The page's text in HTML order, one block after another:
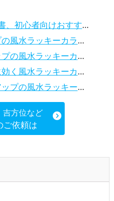
初心者向けおすすめ本
キーカラー5選、効果解説
キーカラー5選、効果解説
ラー5選、効果と活用法を解説
ッキーカラー5選、効果解説
吉方位など
ご依頼は